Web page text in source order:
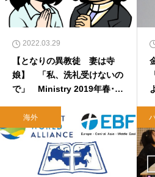
2022.03.29
【となりの異教徒 妻は寺
娘】 「私、洗礼受けないの
で」 Ministry 2019年春･第
海外